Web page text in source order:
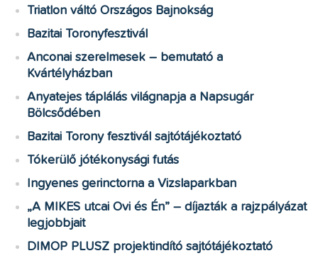
Triatlon váltó Országos Bajnokság
Bazitai Toronyfesztivál
Anconai szerelmesek – bemutató a
Kvártélyházban
Anyatejes táplálás világnapja a Napsugár
Bölcsődében
Bazitai Torony fesztivál sajtótájékoztató
Tókerülő jótékonysági futás
Ingyenes gerinctorna a Vizslaparkban
„A MIKES utcai Ovi és Én” – díjazták a rajzpályázat
legjobbjait
DIMOP PLUSZ projektindító sajtótájékoztató